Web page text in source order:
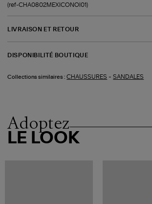
(ref-CHA0802MEXICONOI01)
LIVRAISON ET RETOUR
DISPONIBILITÉ BOUTIQUE
Collections similaires : CHAUSSURES -SANDALES
Adoptez
LE LOOK